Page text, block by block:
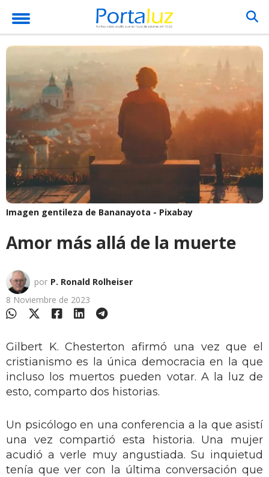
Imagen gentileza de Bananayota - Pixabay
Amor más allá de la muerte
por P. Ronald Rolheiser
8 Noviembre de 2023
Gilbert K. Chesterton afirmó una vez que el
cristianismo es la única democracia en la que
incluso los muertos pueden votar. A la luz de
esto, comparto dos historias.
Un psicólogo en una conferencia a la que asistí
una vez compartió esta historia. Una mujer
acudió a verle muy angustiada. Su inquietud
tenía que ver con la última conversación que